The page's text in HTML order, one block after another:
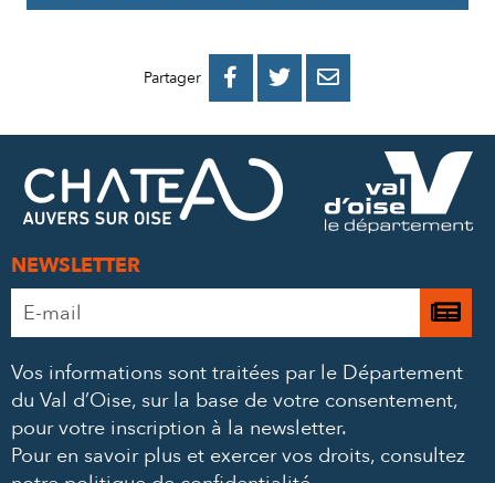
Partager 
PARTAGER
FACEBOOK
PARTAGER
PARTAGER
MAIL
NEWSLETTER
Adresse
e-
*
Je
à
Vos informations sont traitées par le Département
du Val d’Oise, sur la base de votre consentement,
pour votre inscription à la newsletter.
Pour en savoir plus et exercer vos droits, consultez